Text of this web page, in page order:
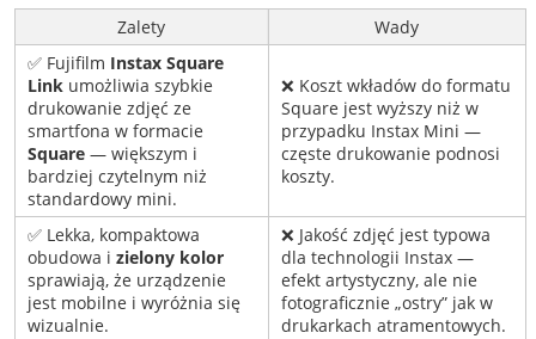
Zalety
Wady
✅ Fujifilm Instax Square
Linkumożliwia szybkie
drukowanie zdjęć ze
smartfona w formacie
Square— większym i
bardziej czytelnym niż
standardowy mini.
❌ Koszt wkładów do formatu
Square jest wyższy niż w
przypadku Instax Mini —
częste drukowanie podnosi
koszty.
✅ Lekka, kompaktowa
obudowa i zielony kolor
sprawiają, że urządzenie
jest mobilne i wyróżnia się
wizualnie.
❌ Jakość zdjęć jest typowa
dla technologii Instax —
efekt artystyczny, ale nie
fotograficznie „ostry” jak w
drukarkach atramentowych.